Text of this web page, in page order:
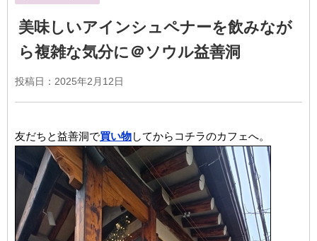
美味しいアインシュペナーを飲みなが
ら複雑な気分に＠ソウル益善洞
投稿日： 2025年2月12日
友だちと益善洞で買い物してからコチラのカフェへ。